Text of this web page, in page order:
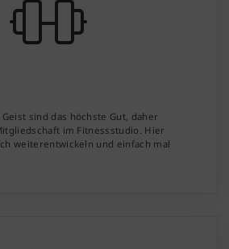
sind das höchste Gut, daher
im Fitnessstudio. Hier
weiterentwickeln und einfach mal